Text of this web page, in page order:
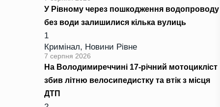
У Рівному через пошкодження водопроводу
без води залишилися кілька вулиць
1
Кримінал, Новини Рівне
7 серпня 2026
На Володимиреччині 17-річний мотоцикліст
збив літню велосипедистку та втік з місця
ДТП